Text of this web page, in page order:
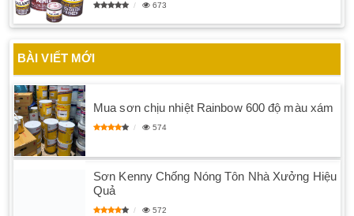
673
BÀI VIẾT MỚI
Mua sơn chịu nhiệt Rainbow 600 độ màu xám
574
Sơn Kenny Chống Nóng Tôn Nhà Xưởng Hiệu
Quả
572